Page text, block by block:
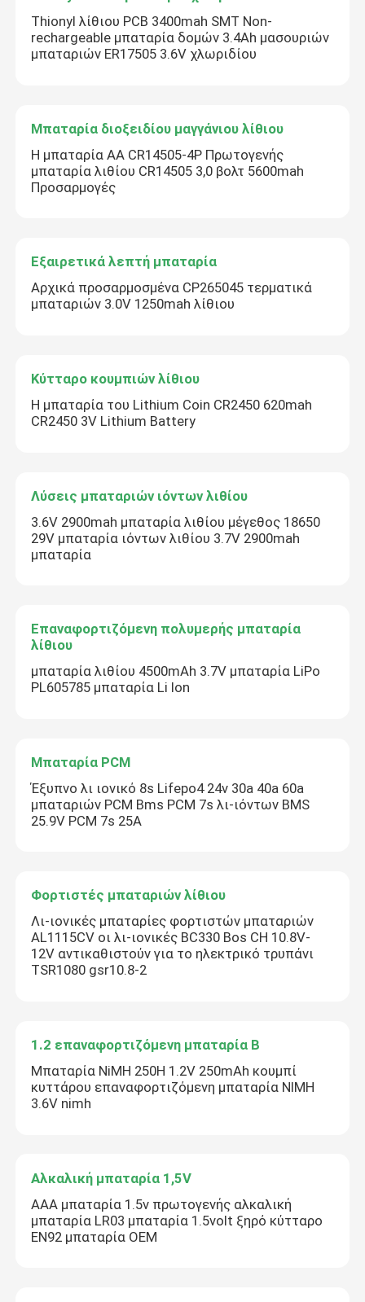
Thionyl λίθιου PCB 3400mah SMT Non-
rechargeable μπαταρία δομών 3.4Ah μασουριών
μπαταριών ER17505 3.6V χλωριδίου
Μπαταρία διοξειδίου μαγγάνιου λίθιου
Η μπαταρία AA CR14505-4P Πρωτογενής
μπαταρία λιθίου CR14505 3,0 βολτ 5600mah
Προσαρμογές
Εξαιρετικά λεπτή μπαταρία
Αρχικά προσαρμοσμένα CP265045 τερματικά
μπαταριών 3.0V 1250mah λίθιου
Κύτταρο κουμπιών λίθιου
Η μπαταρία του Lithium Coin CR2450 620mah
CR2450 3V Lithium Battery
Λύσεις μπαταριών ιόντων λιθίου
3.6V 2900mah μπαταρία λιθίου μέγεθος 18650
29V μπαταρία ιόντων λιθίου 3.7V 2900mah
μπαταρία
Επαναφορτιζόμενη πολυμερής μπαταρία
λίθιου
μπαταρία λιθίου 4500mAh 3.7V μπαταρία LiPo
PL605785 μπαταρία Li Ion
Μπαταρία PCM
Έξυπνο λι ιονικό 8s Lifepo4 24v 30a 40a 60a
μπαταριών PCM Bms PCM 7s λι-ιόντων BMS
25.9V PCM 7s 25A
Φορτιστές μπαταριών λίθιου
Λι-ιονικές μπαταρίες φορτιστών μπαταριών
AL1115CV οι λι-ιονικές BC330 Bos CH 10.8V-
12V αντικαθιστούν για το ηλεκτρικό τρυπάνι
TSR1080 gsr10.8-2
1.2 επαναφορτιζόμενη μπαταρία Β
Μπαταρία NiMH 250H 1.2V 250mAh κουμπί
κυττάρου επαναφορτιζόμενη μπαταρία NIMH
3.6V nimh
Αλκαλική μπαταρία 1,5V
AAA μπαταρία 1.5v πρωτογενής αλκαλική
μπαταρία LR03 μπαταρία 1.5volt ξηρό κύτταρο
EN92 μπαταρία OEM